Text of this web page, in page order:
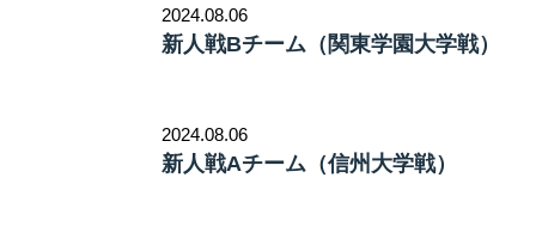
2024.08.06
新人戦Bチーム（関東学園大学戦）
2024.08.06
新人戦Aチーム（信州大学戦）